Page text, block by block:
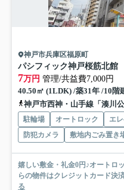
神戸市兵庫区福原町
パシフィック神戸桜筋北館
7万円 管理/共益費7,000円
40.50㎡ (1LDK) /築31年 /10階
神戸市西神・山手線「湊川
駐輪場 オートロック エ
防犯カメラ
敷地内ごみ置き
嬉しい敷金・礼金0円♪オートロ
らの物件はクレジットカード決
る